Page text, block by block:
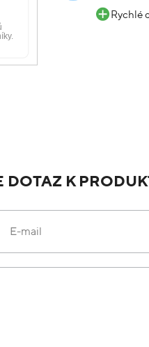
Rychlé
DOTAZ K
E-mail